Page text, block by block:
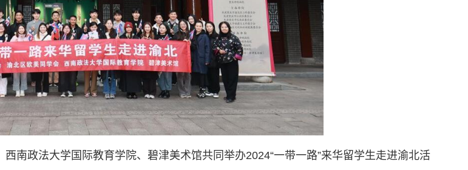
南政法大学国际教育学院、碧津美术馆共同举办2024“一带一路”来华留学生走进渝北活